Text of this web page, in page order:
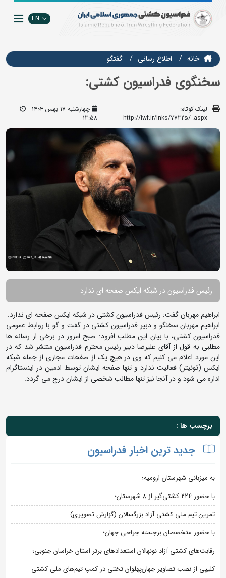
EN
خانه اطلاع رسانی گفتگو
سخنگوی فدراسیون کشتی:
لینک کوتاه:
http://iwf.ir/lnks/77325/-.aspx
چهارشنبه ۱۷ بهمن ۱۴۰۳
13:58
رئیس فدراسیون در شبکه ایکس صفحه ای ندارد
ابراهیم مهربان گفت: رئیس فدراسیون کشتی در شبکه ایکس صفحه ای ندارد.
ابراهیم مهربان سخنگو و دبیر فدراسیون کشتی در گفت و گو با روابط عمومی
فدراسیون کشتی، با بیان این مطلب افزود: صبح امروز در برخی از رسانه ها
مطلبی به قول از آقای علیرضا دبیر رئیس محترم فدراسیون منتشر شد که در
این مورد اعلام می کنیم که وی در هیچ یک از صفحات مجازی از جمله شبکه
ایکس (توئیتر) فعالیت ندارد و تنها صفحه ایشان توسط ادمین در اینستاگرام
اداره می شود و در آنجا نیز تنها مطالب شخصی از ایشان درج می گردد.
برچسب ها :
جدید ترین اخبار فدراسیون
به میزبانی شهرستان ارومیه؛
با حضور ۲۲۴ کشتی‌گیر از ۸ شهرستان؛
تمرین تیم ملی کشتی آزاد بزرگسالان (گزارش تصویری)
با حضور متخصصان برجسته جراحی جهان؛
رقابت‌های کشتی آزاد نونهالان استعدادهای برتر استان خراسان جنوبی؛
کلیپی از نصب تصاویر جهان‌پهلوان تختی در کمپ تیم‌های ملی کشتی